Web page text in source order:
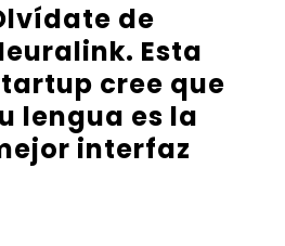
de
Esta
cree que
lengua es la
interfaz